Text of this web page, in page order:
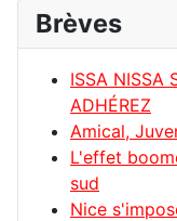
Brèves
ISSA NISSA
ADHÉREZ
Amical,
L'effet
sud
Nice